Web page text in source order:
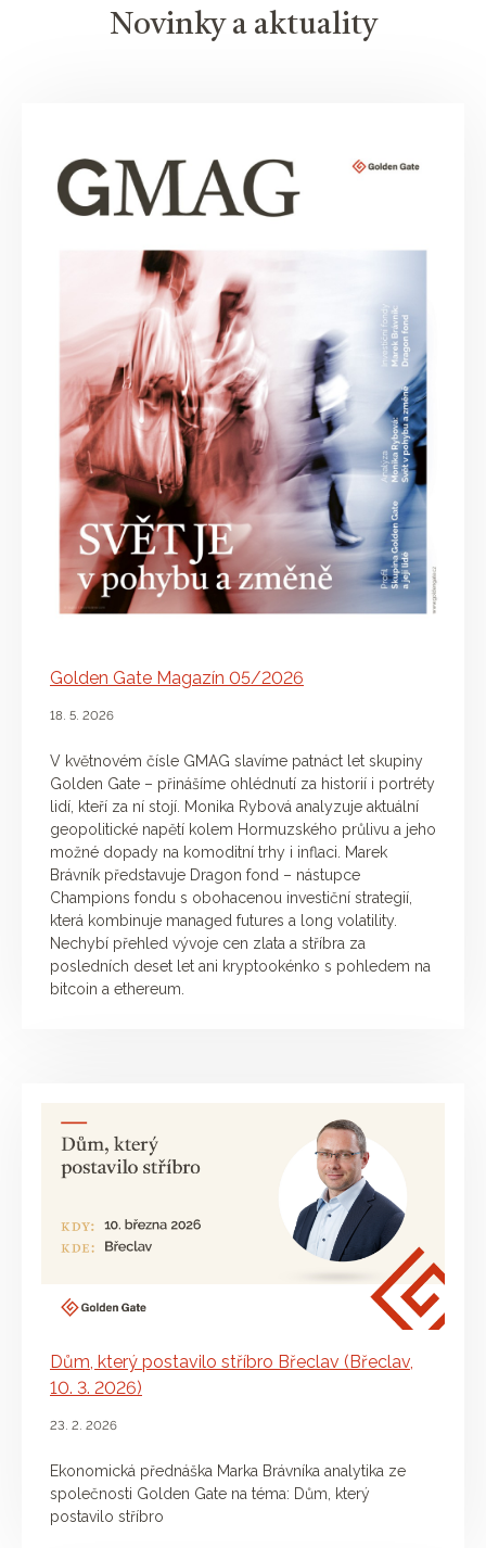
Novinky a aktuality
Golden Gate Magazín 05/2026
18. 5. 2026
V květnovém čísle GMAG slavíme patnáct let skupiny
Golden Gate – přinášíme ohlédnutí za historií i portréty
lidí, kteří za ní stojí. Monika Rybová analyzuje aktuální
geopolitické napětí kolem Hormuzského průlivu a jeho
možné dopady na komoditní trhy i inflaci. Marek
Brávník představuje Dragon fond – nástupce
Champions fondu s obohacenou investiční strategií,
která kombinuje managed futures a long volatility.
Nechybí přehled vývoje cen zlata a stříbra za
posledních deset let ani kryptookénko s pohledem na
bitcoin a ethereum.
Dům, který postavilo stříbro Břeclav (Břeclav,
10. 3. 2026)
23. 2. 2026
Ekonomická přednáška Marka Brávníka analytika ze
společnosti Golden Gate na téma: Dům, který
postavilo stříbro